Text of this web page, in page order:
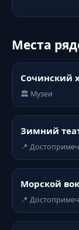
Места
Сочинский
🏛️ Музеи
Зимний
📍
Морской
📍